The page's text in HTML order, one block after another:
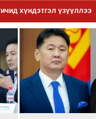
хүндэтгэл үзүүллээ